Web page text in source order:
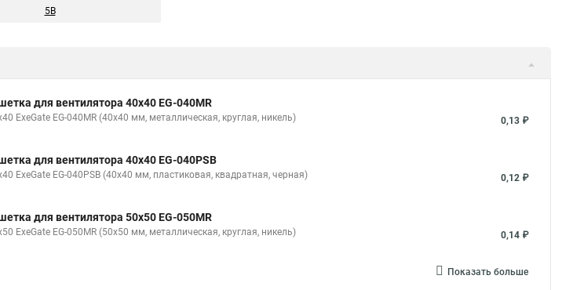
5В
для вентилятора 40x40 EG-040MR
ExeGate EG-040MR (40x40 мм, металлическая, круглая, никель) 0,13 ₽
для вентилятора 40x40 EG-040PSB
ExeGate EG-040PSB (40x40 мм, пластиковая, квадратная, черная) 0,12 ₽
для вентилятора 50х50 EG-050MR
ExeGate EG-050MR (50x50 мм, металлическая, круглая, никель) 0,14 ₽
Показать больше